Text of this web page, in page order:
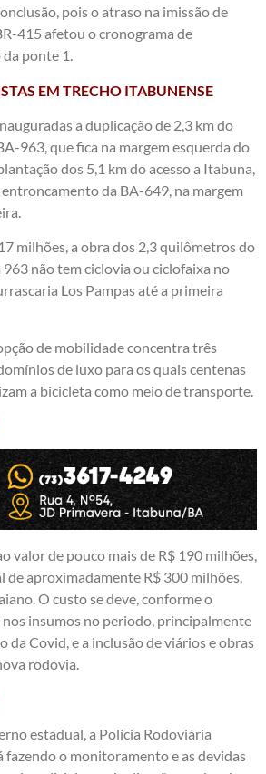
pois o atraso na imissão de
415 afetou o cronograma de
ponte 1.
EM TRECHO ITABUNENSE
a duplicação de 2,3 km do
963, que fica na margem esquerda do
dos 5,1 km do acesso a Itabuna,
da BA-649, na margem
milhões, a obra dos 2,3 quilômetros do
963 não tem ciclovia ou ciclofaixa no
Los Pampas até a primeira
de mobilidade concentra três
de luxo para os quais centenas
a bicicleta como meio de transporte.
valor de pouco mais de R$ 190 milhões,
de aproximadamente R$ 300 milhões,
O custo se deve, conforme o
insumos no periodo, principalmente
da Covid, e a inclusão de viários e obras
rodovia.
estadual, a Polícia Rodoviária
fazendo o monitoramento e as devidas